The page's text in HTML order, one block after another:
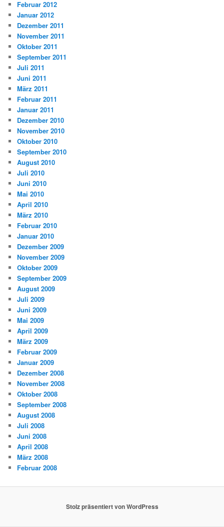
Februar 2012
Januar 2012
Dezember 2011
November 2011
Oktober 2011
September 2011
Juli 2011
Juni 2011
März 2011
Februar 2011
Januar 2011
Dezember 2010
November 2010
Oktober 2010
September 2010
August 2010
Juli 2010
Juni 2010
Mai 2010
April 2010
März 2010
Februar 2010
Januar 2010
Dezember 2009
November 2009
Oktober 2009
September 2009
August 2009
Juli 2009
Juni 2009
Mai 2009
April 2009
März 2009
Februar 2009
Januar 2009
Dezember 2008
November 2008
Oktober 2008
September 2008
August 2008
Juli 2008
Juni 2008
April 2008
März 2008
Februar 2008
Stolz präsentiert von WordPress